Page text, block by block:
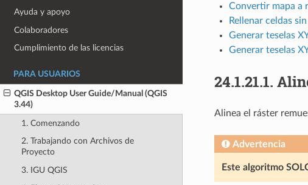
Ayuda y apoyo
Colaboradores
Cumplimiento de las licencias
PARA USUARIOS
QGIS Desktop User Guide/Manual (QGIS
3.44)
1. Comenzando
2. Trabajando con Archivos de
Proyecto
3. IGU QGIS
Convertir mapa a
Rellenar celdas
Generar teselas
Generar teselas
24.1.21.1.
Alinea el ráster
Advertencia
Este algoritmo